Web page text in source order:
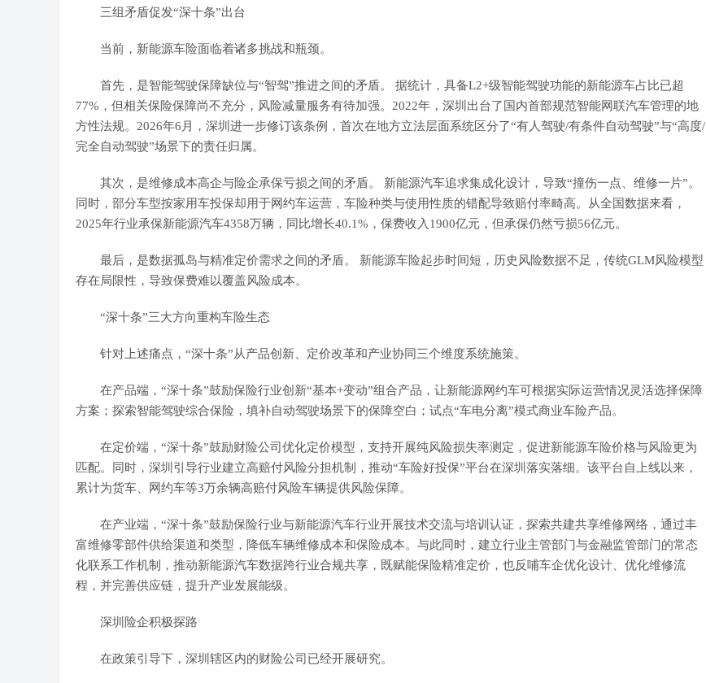
三组矛盾促发“深十条”出台
当前，新能源车险面临着诸多挑战和瓶颈。
首先，是智能驾驶保障缺位与“智驾”推进之间的矛盾。 据统计，具备L2+级智能驾驶功能的新能源车占比已超
77%，但相关保险保障尚不充分，风险减量服务有待加强。2022年，深圳出台了国内首部规范智能网联汽车管理的地
方性法规。2026年6月，深圳进一步修订该条例，首次在地方立法层面系统区分了“有人驾驶/有条件自动驾驶”与“高度/
完全自动驾驶”场景下的责任归属。
其次，是维修成本高企与险企承保亏损之间的矛盾。 新能源汽车追求集成化设计，导致“撞伤一点、维修一片”。
同时，部分车型按家用车投保却用于网约车运营，车险种类与使用性质的错配导致赔付率畸高。从全国数据来看，
2025年行业承保新能源汽车4358万辆，同比增长40.1%，保费收入1900亿元，但承保仍然亏损56亿元。
最后，是数据孤岛与精准定价需求之间的矛盾。 新能源车险起步时间短，历史风险数据不足，传统GLM风险模型
存在局限性，导致保费难以覆盖风险成本。
“深十条”三大方向重构车险生态
针对上述痛点，“深十条”从产品创新、定价改革和产业协同三个维度系统施策。
在产品端，“深十条”鼓励保险行业创新“基本+变动”组合产品，让新能源网约车可根据实际运营情况灵活选择保障
方案；探索智能驾驶综合保险，填补自动驾驶场景下的保障空白；试点“车电分离”模式商业车险产品。
在定价端，“深十条”鼓励财险公司优化定价模型，支持开展纯风险损失率测定，促进新能源车险价格与风险更为
匹配。同时，深圳引导行业建立高赔付风险分担机制，推动“车险好投保”平台在深圳落实落细。该平台自上线以来，
累计为货车、网约车等3万余辆高赔付风险车辆提供风险保障。
在产业端，“深十条”鼓励保险行业与新能源汽车行业开展技术交流与培训认证，探索共建共享维修网络，通过丰
富维修零部件供给渠道和类型，降低车辆维修成本和保险成本。与此同时，建立行业主管部门与金融监管部门的常态
化联系工作机制，推动新能源汽车数据跨行业合规共享，既赋能保险精准定价，也反哺车企优化设计、优化维修流
程，并完善供应链，提升产业发展能级。
深圳险企积极探路
在政策引导下，深圳辖区内的财险公司已经开展研究。